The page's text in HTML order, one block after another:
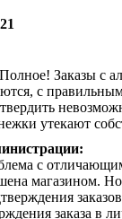
Заказы с
с
утекают
с
магазином.
заказа в